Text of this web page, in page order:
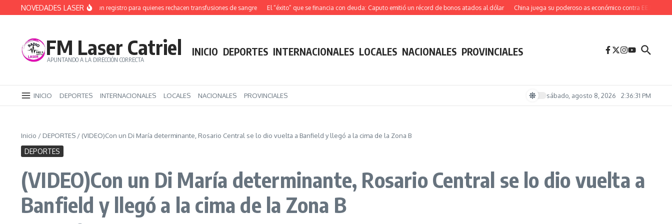
Saltar al contenido
NOVEDADES LASER
Avanza la creación de un registro para quienes rechacen transfusiones de sangre El “éxito” que se financia con deuda: Caputo emitió un récord de bonos atados al dólar China juega su poderoso as económico contra EE.UU. y uno de
FM Laser Catriel
APUNTANDO A LA DIRECCIÓN CORRECTA
INICIO DEPORTES INTERNACIONALES LOCALES NACIONALES PROVINCIALES
INICIO DEPORTES INTERNACIONALES LOCALES NACIONALES PROVINCIALES sábado, agosto 8, 2026 2:36:33 PM
Inicio / DEPORTES / (VIDEO)Con un Di María determinante, Rosario Central se lo dio vuelta a Banfield y llegó a la cima de la Zona B
DEPORTES
(VIDEO)Con un Di María determinante, Rosario Central se lo dio vuelta a
Banfield y llegó a la cima de la Zona B